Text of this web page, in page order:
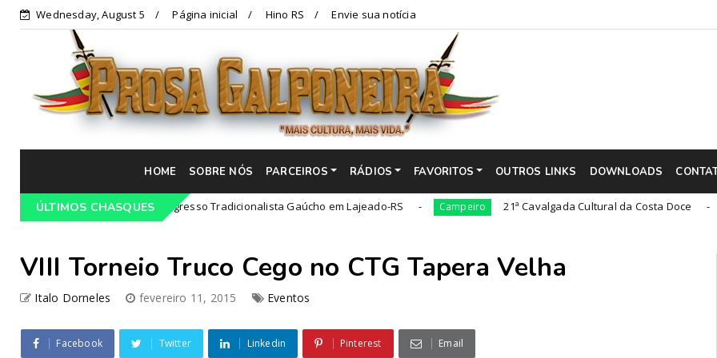
Wednesday, August 5 Página inicial Hino RS Envie sua notícia
HOME SOBRE NÓS PARCEIROS RÁDIOS FAVORITOS OUTROS LINKS DOWNLOADS
ÚLTIMOS CHASQUES
do 68º Congresso Tradicionalista Gaúcho em Lajeado-RS Campeiro 21ª Cavalgada Cultural da Costa Doce Campeiro
VIII Torneio Truco Cego no CTG Tapera Velha
Italo Dorneles fevereiro 11, 2015 Eventos
Facebook Twitter Linkedin Pinterest Email